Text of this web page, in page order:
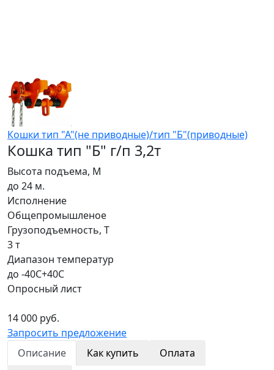
Кошки тип "А"(не приводные)/тип "Б"(приводные)
Кошка тип "Б" г/п 3,2т
Высота подъема, М
до 24 м.
Исполнение
Общепромышленое
Грузоподъемность, Т
3 т
Диапазон температур
до -40С+40С
Опросный лист
14 000 руб.
Запросить предложение
Описание
Как купить
Оплата